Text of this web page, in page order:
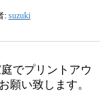
: suzuki
でプリントアウ
願い致します。